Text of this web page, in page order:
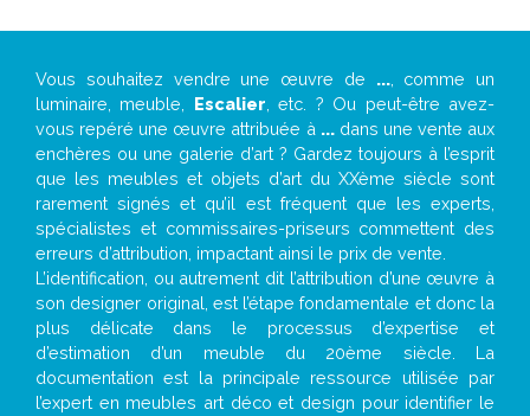
Vous souhaitez vendre une œuvre de ..., comme un
luminaire, meuble, Escalier , etc. ? Ou peut-être avez-
vous repéré une œuvre attribuée à ...dans une vente aux
enchères ou une galerie d’art ? Gardez toujours à l’esprit
que les meubles et objets d’art du XXème siècle sont
rarement signés et qu’il est fréquent que les experts,
spécialistes et commissaires-priseurs commettent des
erreurs d’attribution, impactant ainsi le prix de vente.
L’identification, ou autrement dit l’attribution d’une œuvre à
son designer original, est l’étape fondamentale et donc la
plus délicate dans le processus d’expertise et
d’estimation d’un meuble du 20ème siècle. La
documentation est la principale ressource utilisée par
l’expert en meubles art déco et design pour identifier le